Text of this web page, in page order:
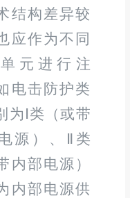
结构差异较
应作为不同
元进行注
电击防护类
为 Ⅰ类（或带
源）、 Ⅱ 类
内部电源）
内部电源供